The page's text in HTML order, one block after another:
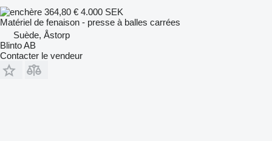
364,80 € 4.000 SEK
Matériel de fenaison - presse à balles carrées
Suède, Åstorp
Blinto AB
Contacter le vendeur